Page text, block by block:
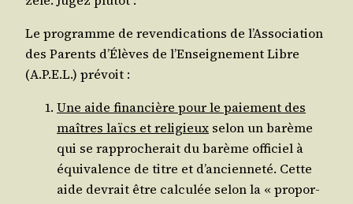
Le pro­gramme de reven­di­ca­tions de l’As­so­cia­tion
des Parents d’É­lèves de l’En­sei­gne­ment Libre
(A.P.E.L.) prévoit :
Une aide finan­cière pour le paie­ment des
maîtres laïcs et reli­gieux selon un barème
qui se rap­pro­che­rait du barème offi­ciel à
équi­va­lence de titre et d’an­cien­ne­té. Cette
aide devrait être cal­cu­lée selon la « pro­por­